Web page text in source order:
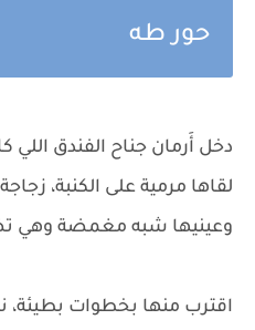
حور طه
دخل أَرمان جناح الفندق
لقاها مرمية على الكنبة، زجاجة
وعينيها شبه مغمضة وهي
اقترب منها بخطوات بطيئة،